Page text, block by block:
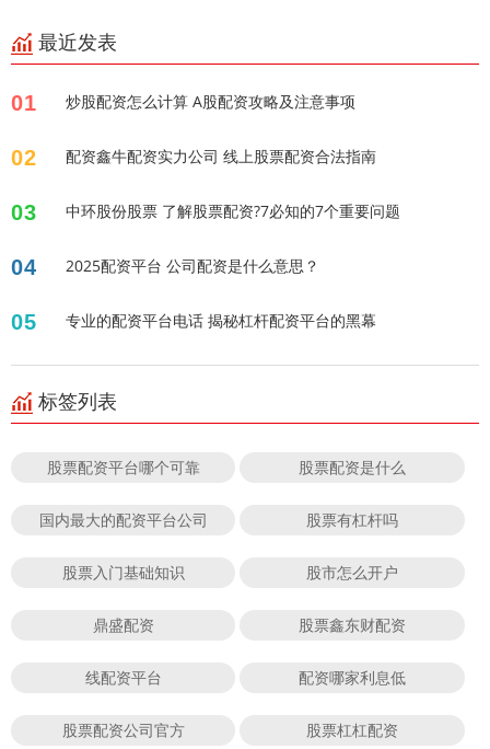
最近发表
01 炒股配资怎么计算 A股配资攻略及注意事项
02 配资鑫牛配资实力公司 线上股票配资合法指南
03 中环股份股票 了解股票配资?7必知的7个重要问题
04 2025配资平台 公司配资是什么意思？
05 专业的配资平台电话 揭秘杠杆配资平台的黑幕
标签列表
股票配资平台哪个可靠 股票配资是什么
国内最大的配资平台公司 股票有杠杆吗
股票入门基础知识 股市怎么开户
鼎盛配资 股票鑫东财配资
线配资平台 配资哪家利息低
股票配资公司官方 股票杠杠配资